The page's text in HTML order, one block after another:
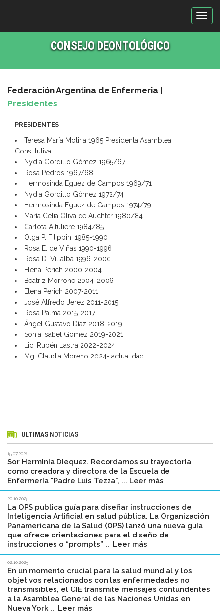
T
e
CONSEJO DEONTOLÓGICO
Federación Argentina de Enfermeria
Presidentes
PRESIDENTES
Teresa María Molina 1965 Presidenta Asamblea
Constitutiva
Nydia Gordillo Gómez 1965/67
Rosa Pedros 1967/68
Hermosinda Eguez de Campos 1969/71
Nydia Gordillo Gómez 1972/74
Hermosinda Eguez de Campos 1974/79
María Celia Oliva de Auchter 1980/84
Carlota Alfuliere 1984/85
Olga P. Filippini 1985-1990
Rosa E. de Viñas 1990-1996
Rosa D. Villalba 1996-2000
Elena Perich 2000-2004
Beatriz Morrone 2004-2006
Elena Perich 2007-2011
José Alfredo Jerez 2011-2015
Rosa Palma 2015-2017
Ángel Gustavo Díaz 2018-2019
Sonia Isabel Gómez 2019-2021
Lic. Rubén Lastra 2022-2024
Mg. Claudia Moreno 2024- actualidad
ULTIMAS NOTICIAS
15.07.2026
Sor Herminia Diequez. Recordamos su trayectoria
como creadora y directora de la Escuela de
Enfermería "Padre Luis Tezza", ... Leer más
20.10.2025
La OPS publica guía para diseñar instrucciones de
Inteligencia Artificial en salud pública. La Organización
Panamericana de la Salud (OPS) lanzó una nueva guía
que ofrece orientaciones para el diseño de
instrucciones o “prompts” ... Leer más
02.10.2025
En un momento crucial para la salud mundial y los
objetivos relacionados con las enfermedades no
transmisibles, el CIE transmite mensajes contundentes
a la Asamblea General de las Naciones Unidas en
Nueva York ... Leer más